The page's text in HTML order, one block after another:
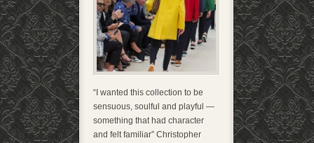
“I wanted this collection to be
sensuous, soulful and playful —
something that had character
and felt familiar” Christopher